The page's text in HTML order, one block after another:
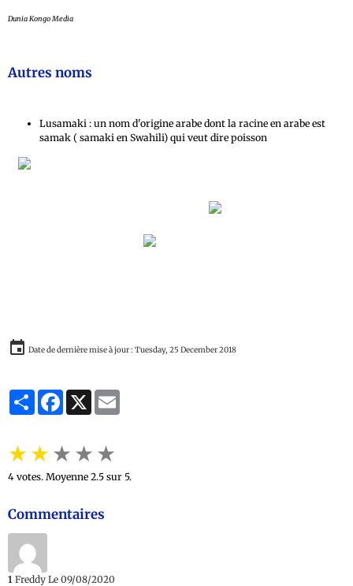
Dunia Kongo Media
Autres noms
Lusamaki : un nom d'origine arabe dont la racine en arabe est
samak ( samaki en Swahili) qui veut dire poisson
Date de dernière mise à jour : Tuesday, 25 December 2018
PartagerFacebook
X
★★★★★
4 votes. Moyenne 2.5 sur 5.
Commentaires
1 Freddy Le 09/08/2020